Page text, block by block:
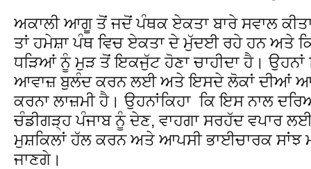
ਅਕਾਲੀ ਆਗੂ ਤੋਂ ਜਦੋਂ ਪੰਥਕ ਏਕਤਾ ਬਾਰੇ ਸਵਾਲ
ਤਾਂ ਹਮੇਸ਼ਾ ਪੰਥ ਵਿਚ ਏਕਤਾ ਦੇ ਮੁੱਦਈ ਰਹੇ ਹਨ ਅਤੇ
ਧੜਿਆਂ ਨੂੰ ਮੁੜ ਤੋਂ ਇਕਜੁੱਟ ਹੋਣਾ ਚਾਹੀਦਾ ਹੈ। ਉਹਨਾਂ
ਆਵਾਜ਼ ਬੁਲੰਦ ਕਰਨ ਲਈ ਅਤੇ ਇਸਦੇ ਲੋਕਾਂ ਦੀਆਂ
ਕਰਨਾ ਲਾਜ਼ਮੀ ਹੈ। ਉਹਨਾਂਕਿਹਾ ਕਿ ਇਸ ਨਾਲ
ਚੰਡੀਗੜ੍ਹ ਪੰਜਾਬ ਨੂੰ ਦੇਣ, ਵਾਹਗਾ ਸਰਹੱਦ ਵਪਾਰ
ਮੁਸ਼ਕਿਲਾਂ ਹੱਲ ਕਰਨ ਅਤੇ ਆਪਸੀ ਭਾਈਚਾਰਕ
ਜਾਣਗੇ।